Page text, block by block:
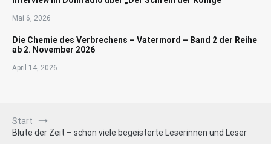
Mai 6, 2026
Die Chemie des Verbrechens – Vatermord – Band 2 der Reihe
ab 2. November 2026
April 14, 2026
Start
Blüte der Zeit – schon viele begeisterte Leserinnen und Leser